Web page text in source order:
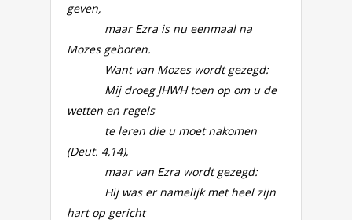
geven,
maar Ezra is nu eenmaal na
Mozes geboren.
Want van Mozes wordt gezegd:
Mij droeg JHWH toen op om u de
wetten en regels
te leren die u moet nakomen
(Deut. 4,14),
maar van Ezra wordt gezegd:
Hij was er namelijk met heel zijn
hart op gericht